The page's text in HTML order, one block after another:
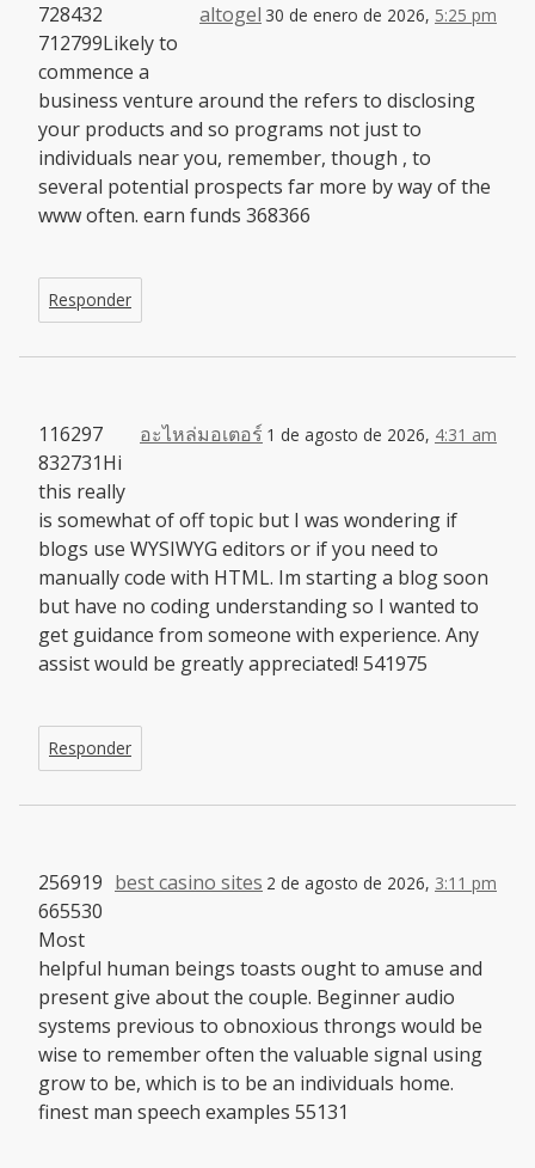
altogel 30 de enero de 2026, 5:25 pm
728432
712799Likely to
commence a
business venture around the refers to disclosing
your products and so programs not just to
individuals near you, remember, though , to
several potential prospects far more by way of the
www often. earn funds 368366
Responder
อะไหล่มอเตอร์ 1 de agosto de 2026, 4:31 am
116297
832731Hi
this really
is somewhat of off topic but I was wondering if
blogs use WYSIWYG editors or if you need to
manually code with HTML. Im starting a blog soon
but have no coding understanding so I wanted to
get guidance from someone with experience. Any
assist would be greatly appreciated! 541975
Responder
best casino sites 2 de agosto de 2026, 3:11 pm
256919
665530
Most
helpful human beings toasts ought to amuse and
present give about the couple. Beginner audio
systems previous to obnoxious throngs would be
wise to remember often the valuable signal using
grow to be, which is to be an individuals home.
finest man speech examples 55131